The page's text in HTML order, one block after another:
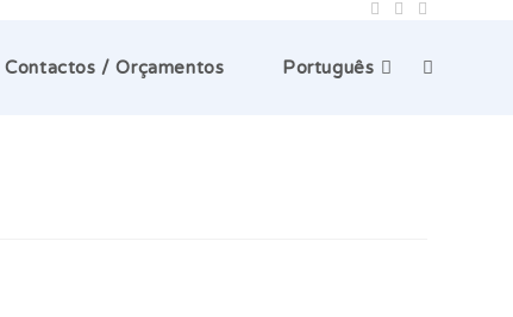
Contactos / Orçamentos Português Toggle